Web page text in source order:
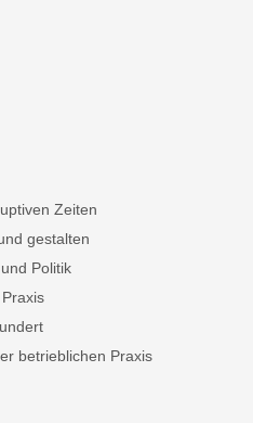
Zeiten
gestalten
Politik
betrieblichen Praxis